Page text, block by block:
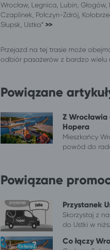
Wrocław, Legnica, Lubin,
Czaplinek, Połczyn-Zdrój,
Słupsk, Ustka* >>
Przejazd na tej trasie może
odbiór pasażerów z bardzo wielu
Powiązane
Z
Hopera
Mieszkańcy
powód do
Powiązane
Przystanek
Skorzystaj z
do Ustki w
Co łączy